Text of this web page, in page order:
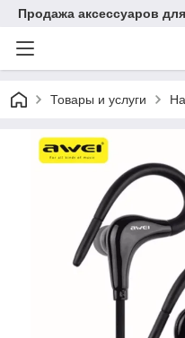
Продажа аксессуаров
Товары и услуги